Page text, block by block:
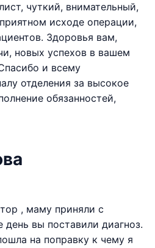
чуткий, внимательный,
исходе операции,
Здоровья вам,
новых успехов в вашем
и всему
отделения за высокое
обязанностей,
, маму приняли с
день вы поставили диагноз.
на поправку к чему я